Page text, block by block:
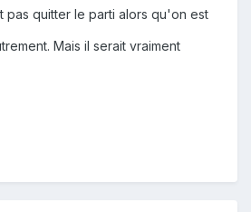
pas quitter le parti alors qu'on est
Mais il serait vraiment